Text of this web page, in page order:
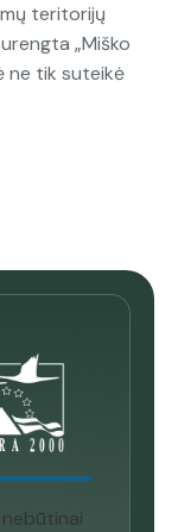
teritorijų
„Miško
ne tik suteikė